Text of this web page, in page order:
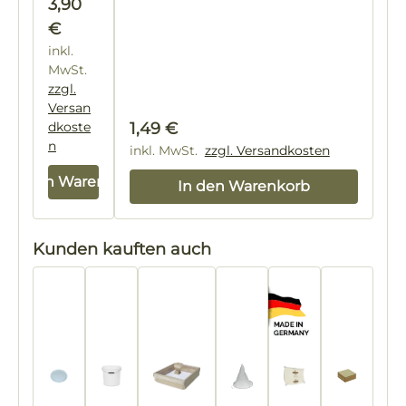
3,90
€
inkl.
MwSt.
zzgl.
Versan
dkoste
n
In den Warenkorb
Regulärer Preis:
1,49 €
inkl. MwSt. zzgl. Versandkosten
In den Warenkorb
Produktgalerie überspringen
Kunden kauften auch